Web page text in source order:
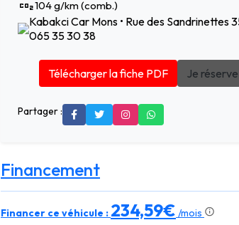
104 g/km (comb.)
Kabakci Car Mons • Rue des Sandrinettes
065 35 30 38
Télécharger la fiche PDF Je
Partager :
Financement
Financer ce véhicule : 234,59€ /mois